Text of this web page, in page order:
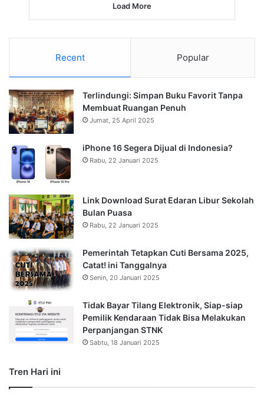
Load More
Recent Popular
Terlindungi: Simpan Buku Favorit Tanpa
Membuat Ruangan Penuh
Jumat, 25 April 2025
iPhone 16 Segera Dijual di Indonesia?
Rabu, 22 Januari 2025
Link Download Surat Edaran Libur Sekolah
Bulan Puasa
Rabu, 22 Januari 2025
Pemerintah Tetapkan Cuti Bersama 2025,
Catat! ini Tanggalnya
Senin, 20 Januari 2025
Tidak Bayar Tilang Elektronik, Siap-siap
Pemilik Kendaraan Tidak Bisa Melakukan
Perpanjangan STNK
Sabtu, 18 Januari 2025
Tren Hari ini